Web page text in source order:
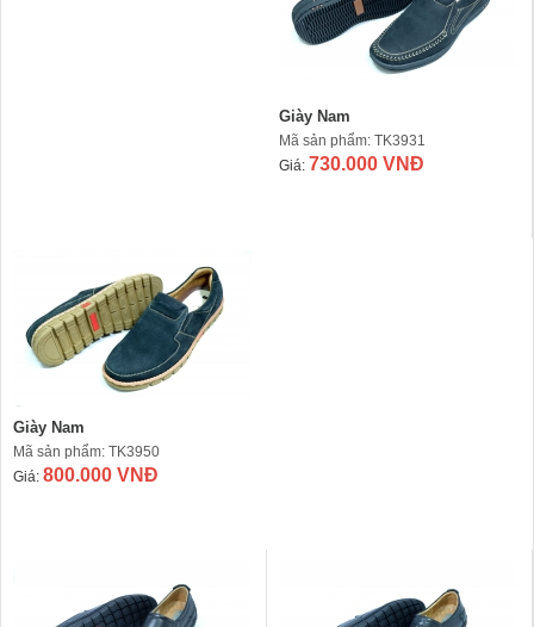
Giày Nam
Mã sản phẩm: TK3931
Giá: 730.000 VNĐ
Giày Nam
Mã sản phẩm: TK3950
Giá: 800.000 VNĐ